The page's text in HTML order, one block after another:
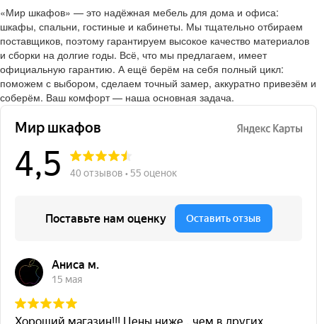
«Мир шкафов» — это надёжная мебель для дома и офиса:
шкафы, спальни, гостиные и кабинеты. Мы тщательно отбираем
поставщиков, поэтому гарантируем высокое качество материалов
и сборки на долгие годы. Всё, что мы предлагаем, имеет
официальную гарантию. А ещё берём на себя полный цикл:
поможем с выбором, сделаем точный замер, аккуратно привезём и
соберём. Ваш комфорт — наша основная задача.